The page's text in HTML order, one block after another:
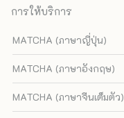
การให้บริการ
MATCHA (ภาษาญี่ปุ่น)
MATCHA (ภาษาอังกฤษ)
MATCHA (ภาษาจีนเต็มตัว)